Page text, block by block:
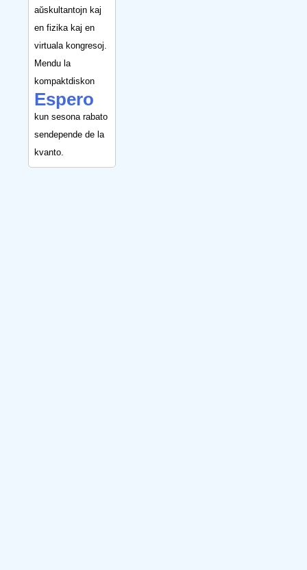
aŭskultantojn kaj
en fizika kaj en
virtuala kongresoj.
Mendu la
kompaktdiskon
Espero
kun sesona rabato
sendepende de la
kvanto.